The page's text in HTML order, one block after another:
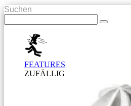
Suchen
FEATURES
ZUFÄLLIG